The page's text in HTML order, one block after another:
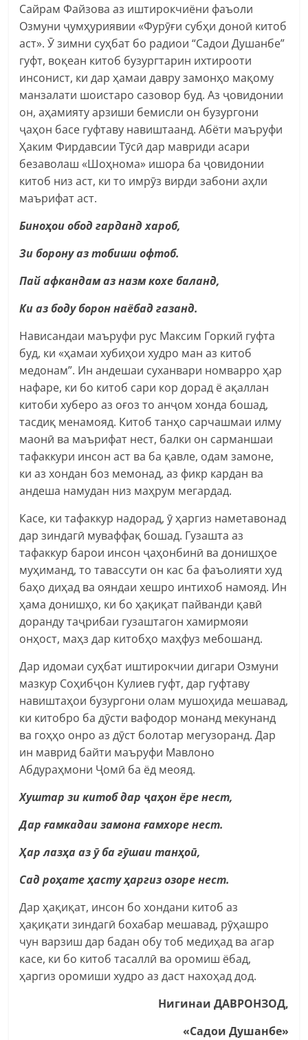
Сайрам Файзова аз иштирокчиёни фаъоли
Озмуни ҷумҳуриявии «Фурӯғи субҳи доноӣ китоб
аст». Ӯ зимни суҳбат бо радиои “Садои Душанбе”
гуфт, воқеан китоб бузургтарин ихтирооти
инсонист, ки дар ҳамаи давру замонҳо мақому
манзалати шоистаро сазовор буд. Аз ҷовидонии
он, аҳамияту арзиши бемисли он бузургони
ҷаҳон басе гуфтаву навиштаанд. Абёти маъруфи
Ҳаким Фирдавсии Тӯсӣ дар мавриди асари
безаволаш «Шоҳнома» ишора ба ҷовидонии
китоб низ аст, ки то имрӯз вирди забони аҳли
маърифат аст.
Биноҳои обод гарданд хароб,
Зи борону аз тобиши офтоб.
Пай афкандам аз назм кохе баланд,
Ки аз боду борон наёбад газанд.
Нависандаи маъруфи рус Максим Горкий гуфта
буд, ки «ҳамаи хубиҳои худро ман аз китоб
медонам”. Ин андешаи суханвари номварро ҳар
нафаре, ки бо китоб сари кор дорад ё ақаллан
китоби хуберо аз оғоз то анҷом хонда бошад,
тасдиқ менамояд. Китоб танҳо сарчашмаи илму
маонӣ ва маърифат нест, балки он сарманшаи
тафаккури инсон аст ва ба қавле, одам замоне,
ки аз хондан боз мемонад, аз фикр кардан ва
андеша намудан низ маҳрум мегардад.
Касе, ки тафаккур надорад, ӯ ҳаргиз наметавонад
дар зиндагӣ муваффақ бошад. Гузашта аз
тафаккур барои инсон ҷаҳонбинӣ ва донишҳое
муҳиманд, то тавассути он кас ба фаъолияти худ
баҳо диҳад ва ояндаи хешро интихоб намояд. Ин
ҳама донишҳо, ки бо ҳақиқат пайванди қавӣ
доранду таҷрибаи гузаштагон хамирмояи
онҳост, маҳз дар китобҳо маҳфуз мебошанд.
Дар идомаи суҳбат иштирокчии дигари Озмуни
мазкур Соҳибҷон Кулиев гуфт, дар гуфтаву
навиштаҳои бузургони олам мушоҳида мешавад,
ки китобро ба дӯсти вафодор монанд мекунанд
ва гоҳҳо онро аз дӯст болотар мегузоранд. Дар
ин маврид байти маъруфи Мавлоно
Абдураҳмони Ҷомӣ ба ёд меояд.
Хуштар зи китоб дар ҷаҳон ёре нест,
Дар ғамкадаи замона ғамхоре нест.
Ҳар лазҳа аз ӯ ба гӯшаи танҳоӣ,
Сад роҳате ҳасту ҳаргиз озоре нест.
Дар ҳақиқат, инсон бо хондани китоб аз
ҳақиқати зиндагӣ бохабар мешавад, рӯҳашро
чун варзиш дар бадан обу тоб медиҳад ва агар
касе, ки бо китоб тасаллӣ ва оромиш ёбад,
ҳаргиз оромиши худро аз даст нахоҳад дод.
Нигинаи ДАВРОНЗОД,
«Садои Душанбе»